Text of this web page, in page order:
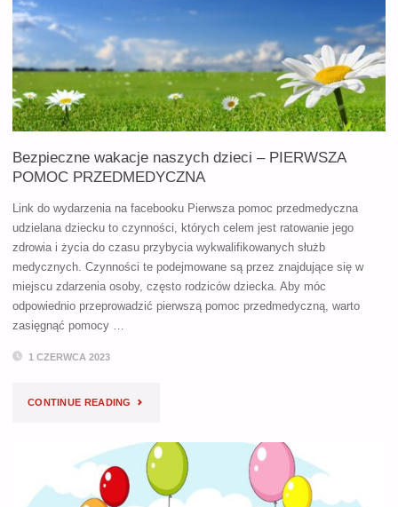
WADĄ
SŁUCHU"
Bezpieczne wakacje naszych dzieci – PIERWSZA
POMOC PRZEDMEDYCZNA
Link do wydarzenia na facebooku Pierwsza pomoc przedmedyczna
udzielana dziecku to czynności, których celem jest ratowanie jego
zdrowia i życia do czasu przybycia wykwalifikowanych służb
medycznych. Czynności te podejmowane są przez znajdujące się w
miejscu zdarzenia osoby, często rodziców dziecka. Aby móc
odpowiednio przeprowadzić pierwszą pomoc przedmedyczną, warto
zasięgnąć pomocy …
1 CZERWCA 2023
CONTINUE READING "BEZPIECZNE
NASZYCH
DZIECI